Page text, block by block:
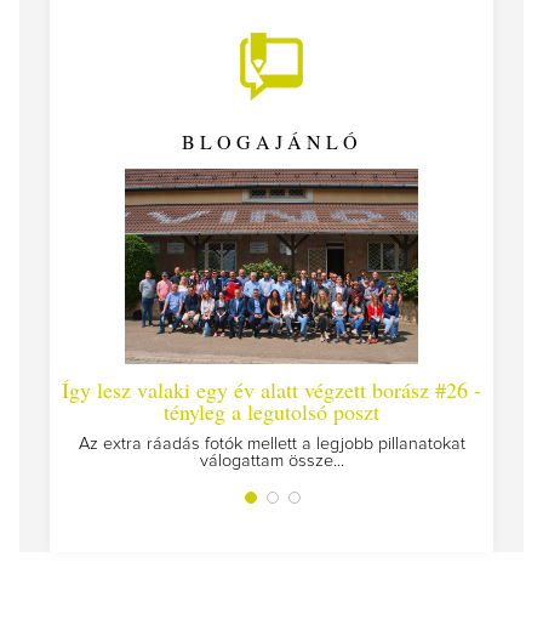
BLOGAJÁNLÓ
Így lesz valaki egy év alatt végzett borász #26 -
tényleg a legutolsó poszt
Az extra ráadás fotók mellett a legjobb pillanatokat
válogattam össze...